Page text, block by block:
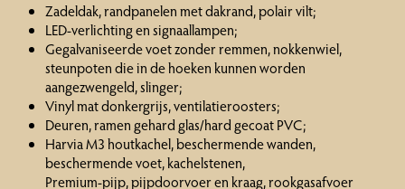
Zadeldak, randpanelen met dakrand, polair vilt;
LED-verlichting en signaallampen;
Gegalvaniseerde voet zonder remmen, nokkenwiel,
steunpoten die in de hoeken kunnen worden
aangezwengeld, slinger;
Vinyl mat donkergrijs, ventilatieroosters;
Deuren, ramen gehard glas/hard gecoat PVC;
Harvia M3 houtkachel, beschermende wanden,
beschermende voet, kachelstenen,
Premium-pijp, pijpdoorvoer en kraag, rookgasafvoer